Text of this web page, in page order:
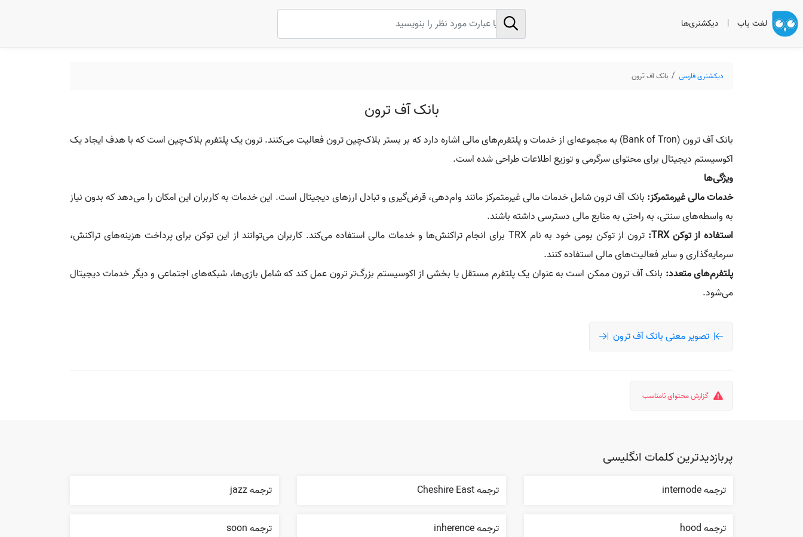
لغت یاب | دیکشنری‌ها
دیکشنری فارسی بانک آف ترون
بانک آف ترون
بانک آف ترون (Bank of Tron) به مجموعه‌ای از خدمات و پلتفرم‌های مالی اشاره دارد که بر بستر بلاک‌چین ترون فعالیت می‌کنند. ترون یک پلتفرم بلاک‌چین است که با هدف ایجاد یک
اکوسیستم دیجیتال برای محتوای سرگرمی و توزیع اطلاعات طراحی شده است.
ویژگی‌ها
خدمات مالی غیرمتمرکز: بانک آف ترون شامل خدمات مالی غیرمتمرکز مانند وام‌دهی، قرض‌گیری و تبادل ارزهای دیجیتال است. این خدمات به کاربران این امکان را می‌دهد که بدون نیاز
به واسطه‌های سنتی، به راحتی به منابع مالی دسترسی داشته باشند.
استفاده از توکن TRX:
ترون از توکن بومی خود به نام TRX برای انجام تراکنش‌ها و خدمات مالی استفاده می‌کند. کاربران می‌توانند از این توکن برای پرداخت هزینه‌های تراکنش،
سرمایه‌گذاری و سایر فعالیت‌های مالی استفاده کنند.
پلتفرم‌های متعدد: بانک آف ترون ممکن است به عنوان یک پلتفرم مستقل یا بخشی از اکوسیستم بزرگ‌تر ترون عمل کند که شامل بازی‌ها، شبکه‌های اجتماعی و دیگر خدمات دیجیتال
می‌شود.
تصویر معنی بانک آف ترون
گزارش محتوای نامناسب
پربازدیدترین کلمات انگلیسی
ترجمه internode ترجمه Cheshire East ترجمه jazz
ترجمه hood ترجمه inherence ترجمه soon